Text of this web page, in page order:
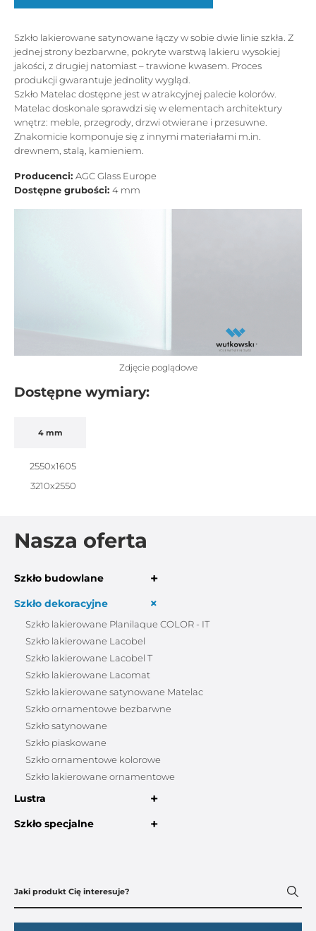
Nasza oferta
Szkło budowlane +
Szkło dekoracyjne +
Szkło lakierowane Planilaque COLOR - IT
Szkło lakierowane Lacobel
Szkło lakierowane Lacobel T
Szkło lakierowane Lacomat
Szkło lakierowane satynowane Matelac
Szkło ornamentowe bezbarwne
Szkło satynowane
Szkło piaskowane
Szkło ornamentowe kolorowe
Szkło lakierowane ornamentowe
Lustra +
Szkło specjalne +
Szkło lakierowane satynowane łączy w sobie dwie linie szkła. Z
jednej strony bezbarwne, pokryte warstwą lakieru wysokiej
jakości, z drugiej natomiast – trawione kwasem. Proces
produkcji gwarantuje jednolity wygląd.
Szkło Matelac dostępne jest w atrakcyjnej palecie kolorów.
Matelac doskonale sprawdzi się w elementach architektury
wnętrz: meble, przegrody, drzwi otwierane i przesuwne.
Znakomicie komponuje się z innymi materiałami m.in.
drewnem, stalą, kamieniem.
Producenci: AGC Glass Europe
Dostępne grubości: 4 mm
Zdjęcie poglądowe
Dostępne wymiary:
4 mm
2550x1605
3210x2550